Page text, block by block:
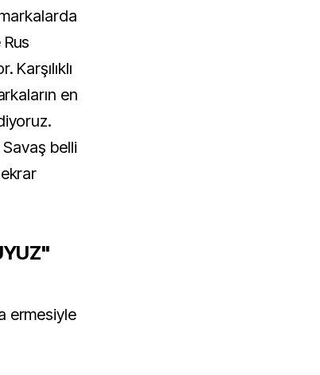
Karşılıklı
en
belli
ermesiyle